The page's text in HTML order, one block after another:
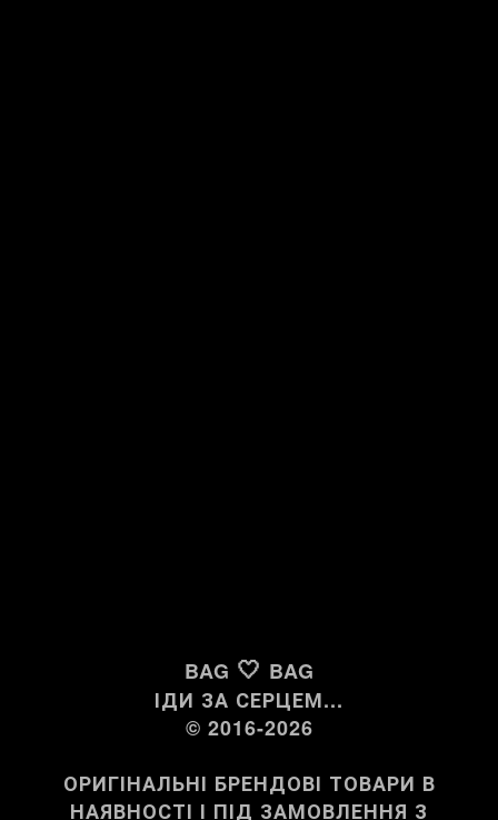
BAG 🤍 BAG
ІДИ ЗА СЕРЦЕМ...
© 2016-2026
ОРИГІНАЛЬНІ БРЕНДОВІ ТОВАРИ В
НАЯВНОСТІ І ПІД ЗАМОВЛЕННЯ З